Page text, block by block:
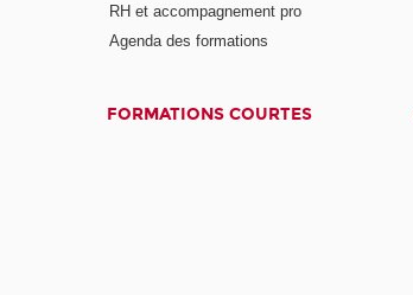
RH et accompagnement pro
Agenda des formations
FORMATIONS COURTES